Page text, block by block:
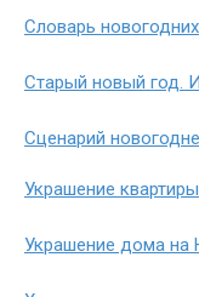
Словарь
Старый новый год.
Сценарий
Украшение
Украшение дома на